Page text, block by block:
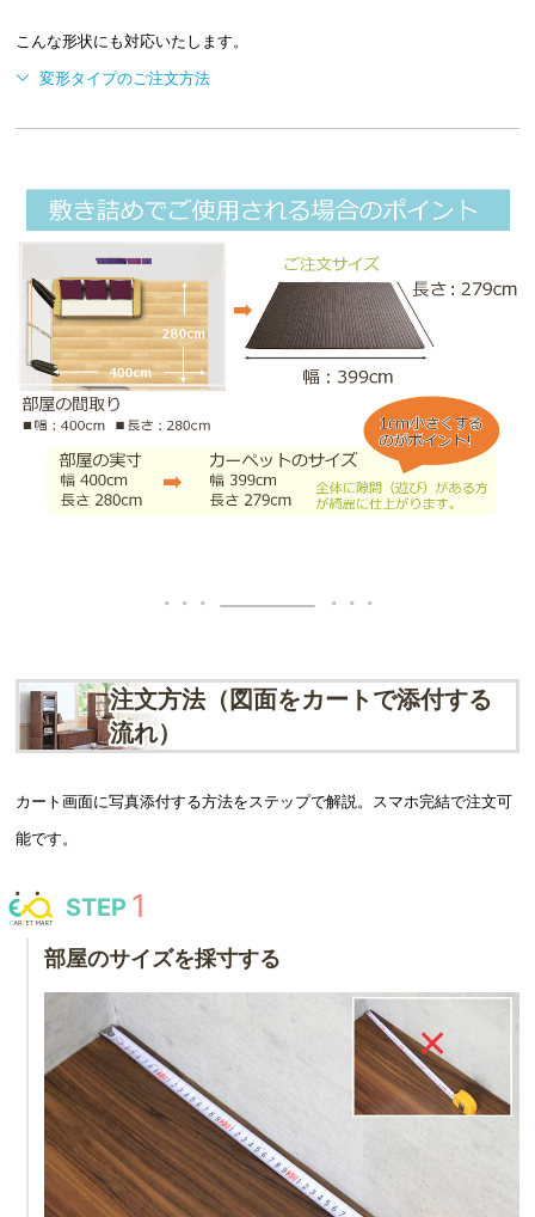
こんな形状にも対応いたします。
変形タイプのご注文方法
注文方法（図面をカートで添付する
流れ）
カート画面に写真添付する方法をステップで解説。スマホ完結で注文可
能です。
STEP
部屋のサイズを採寸する